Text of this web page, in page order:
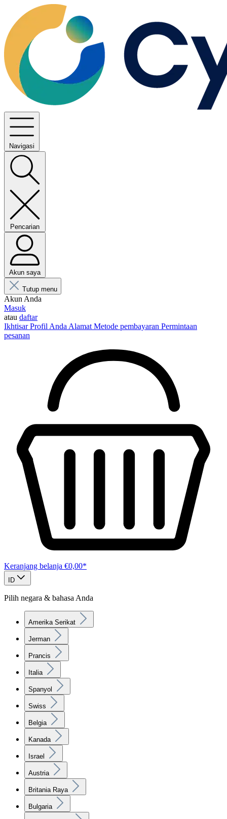
Navigasi
Pencarian
Akun saya
Tutup menu
Akun Anda
Masuk
atau daftar
IkhtisarProfil Anda Alamat Metode pembayaran Permintaan
pesanan
Keranjang belanja €0,00*
ID
Pilih negara & bahasa Anda
Amerika Serikat
Jerman
Prancis
Italia
Spanyol
Swiss
Belgia
Kanada
Israel
Austria
Britania Raya
Bulgaria